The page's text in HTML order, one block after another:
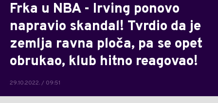
Frka u NBA - Irving ponovo
napravio skandal! Tvrdio da je
zemlja ravna ploča, pa se opet
obrukao, klub hitno reagovao!
29.10.2022. / 09:51